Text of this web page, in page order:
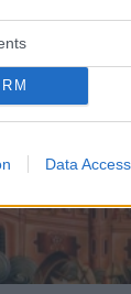
Data Access